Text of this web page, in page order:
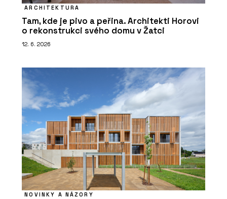
ARCHITEKTURA
Tam, kde je pivo a peřina. Architekti Horovi
o rekonstrukci svého domu v Žatci
12. 6. 2026
NOVINKY A NÁZORY